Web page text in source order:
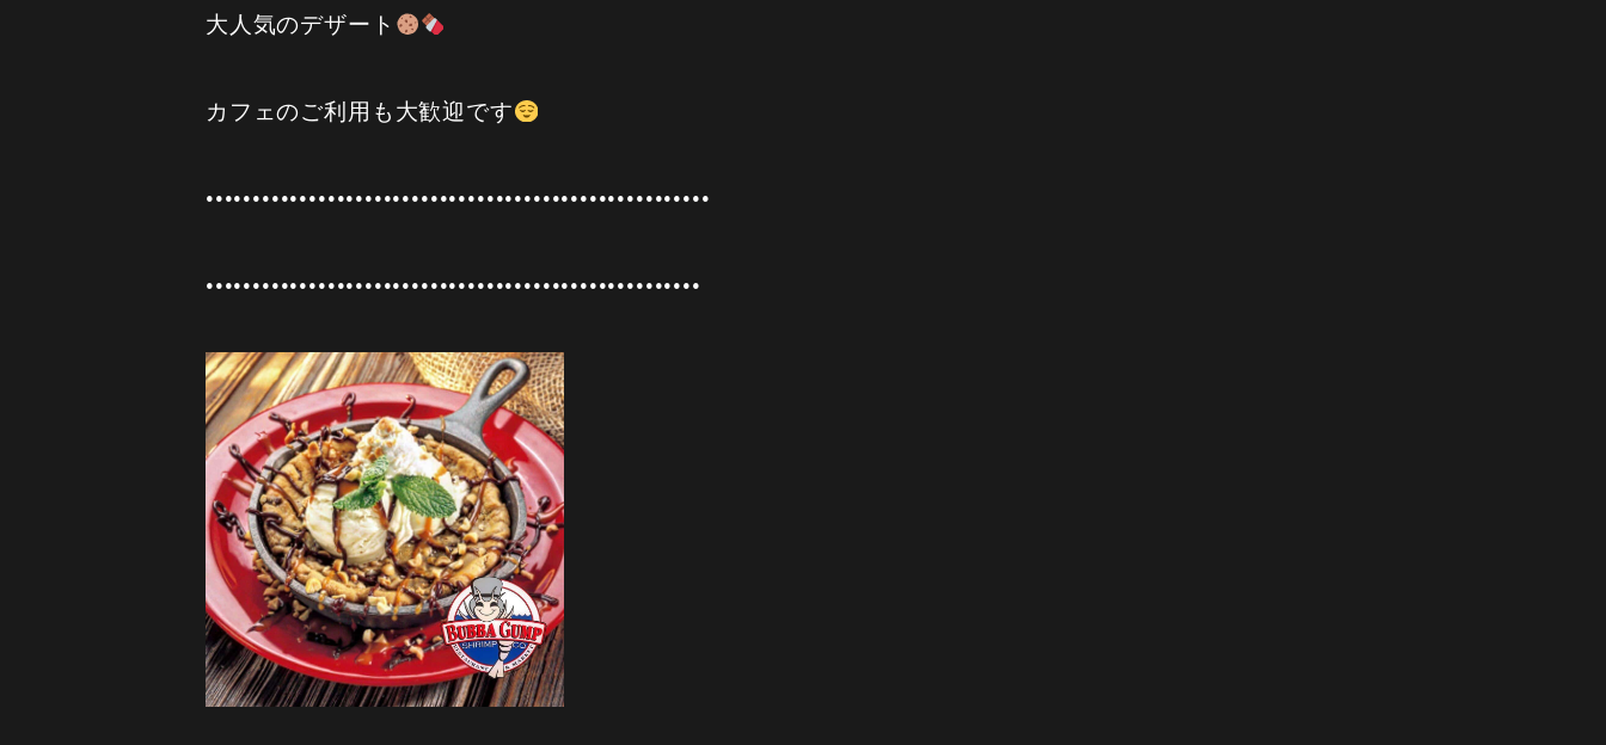
大人気のデザート
カフェのご利用も大歓迎です
••••••••••••••••••••••••••••••••••••••••••••••••••••••
•••••••••••••••••••••••••••••••••••••••••••••••••••••